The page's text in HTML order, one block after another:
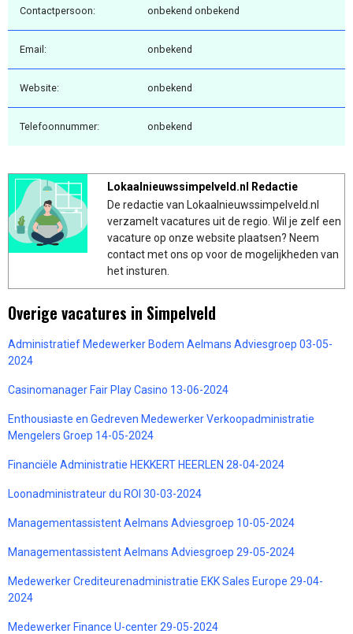
Contactpersoon: onbekend onbekend
Email: onbekend
Website: onbekend
Telefoonnummer: onbekend
Lokaalnieuwssimpelveld.nl Redactie
De redactie van Lokaalnieuwssimpelveld.nl
verzamelt vacatures uit de regio. Wil je zelf een
vacature op onze website plaatsen? Neem
contact met ons op voor de mogelijkheden van
het insturen.
Overige vacatures in Simpelveld
Administratief Medewerker Bodem Aelmans Adviesgroep 03-05-
2024
Casinomanager Fair Play Casino 13-06-2024
Enthousiaste en Gedreven Medewerker Verkoopadministratie
Mengelers Groep 14-05-2024
Financiële Administratie HEKKERT HEERLEN 28-04-2024
Loonadministrateur du ROI 30-03-2024
Managementassistent Aelmans Adviesgroep 10-05-2024
Managementassistent Aelmans Adviesgroep 29-05-2024
Medewerker Crediteurenadministratie EKK Sales Europe 29-04-
2024
Medewerker Finance U-center 29-05-2024